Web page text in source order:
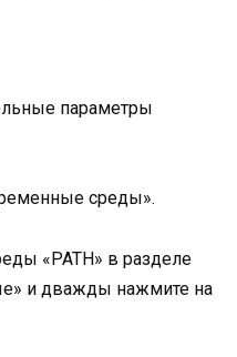
параметры
среды».
«PATH» в разделе
и дважды нажмите на